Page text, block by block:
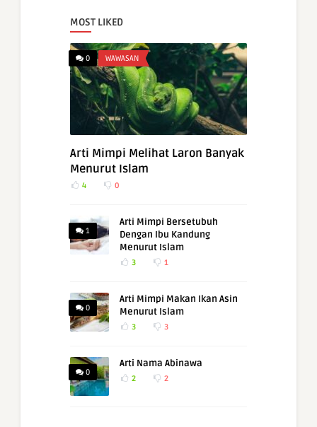
MOST LIKED
0 WAWASAN
Arti Mimpi Melihat Laron Banyak
Menurut Islam
4 0
1
Arti Mimpi Bersetubuh
Dengan Ibu Kandung
Menurut Islam
3 1
0
Arti Mimpi Makan Ikan Asin
Menurut Islam
3 3
0
Arti Nama Abinawa
2 2